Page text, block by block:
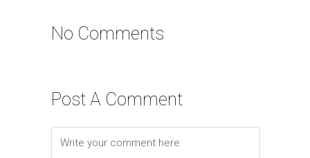
No Comments
Post A Comment